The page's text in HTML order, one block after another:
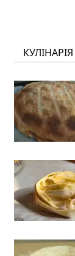
КУЛІНАРІЯ